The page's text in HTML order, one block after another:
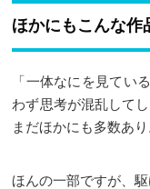
ほかにもこんな作
「一体なにを見て
わず思考が混乱して
まだほかにも多数あり
ほんの一部ですが、